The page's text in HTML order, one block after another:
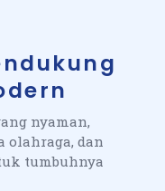
nyaman,
olahraga, dan
tumbuhnya